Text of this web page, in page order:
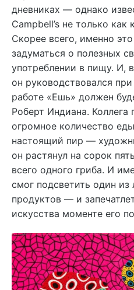
дневниках — однако
Campbell’s не только как
Скорее всего, именно
задуматься о полезных
употреблении в пищу. И,
он руководствовался
работе «Ешь» должен
Роберт Индиана. Коллега
огромное количество
настоящий пир —
он растянул на сорок
всего одного гриба. И
смог подсветить один
продуктов — и
искусства моменте его